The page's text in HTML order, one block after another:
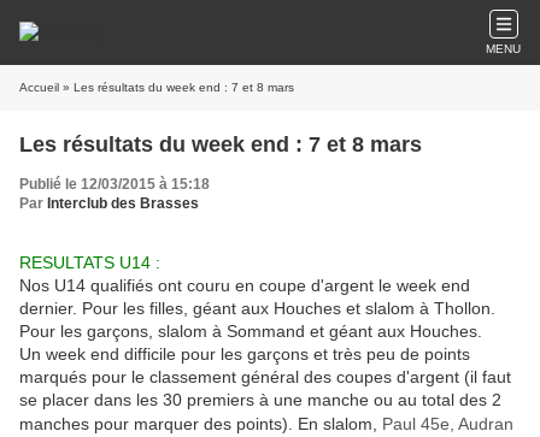
MENU
Accueil » Les résultats du week end : 7 et 8 mars
Les résultats du week end : 7 et 8 mars
Publié le 12/03/2015 à 15:18
Par Interclub des Brasses
RESULTATS U14 :
Nos U14 qualifiés ont couru en coupe d'argent le week end
dernier. Pour les filles, géant aux Houches et slalom à Thollon.
Pour les garçons, slalom à Sommand et géant aux Houches.
Un week end difficile pour les garçons et très peu de points
marqués pour le classement général des coupes d'argent (il faut
se placer dans les 30 premiers à une manche ou au total des 2
manches pour marquer des points). En slalom, Paul 45e, Audran